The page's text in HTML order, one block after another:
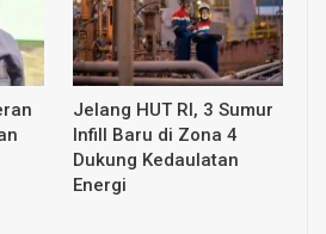
Jelang HUT RI, 3 Sumur
Infill Baru di Zona 4
Dukung Kedaulatan
Energi